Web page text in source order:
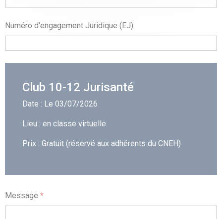
Numéro d'engagement Juridique (EJ)
Club 10-12 Jurisanté
Date : Le 03/07/2026
Lieu : en classe virtuelle
Prix : Gratuit (réservé aux adhérents du CNEH)
Message *